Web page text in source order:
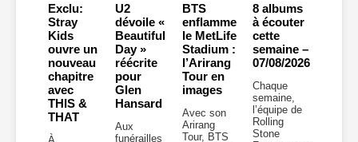
Exclu:
Stray
Kids
ouvre un
nouveau
chapitre
avec
THIS &
THAT
À
U2
dévoile «
Beautiful
Day »
réécrite
pour
Glen
Hansard
Aux
funérailles
BTS
enflamme
le MetLife
Stadium :
l’Arirang
Tour en
images
Avec son
Arirang
Tour, BTS
8 albums
à écouter
cette
semaine –
07/08/2026
Chaque
semaine,
l’équipe de
Rolling
Stone